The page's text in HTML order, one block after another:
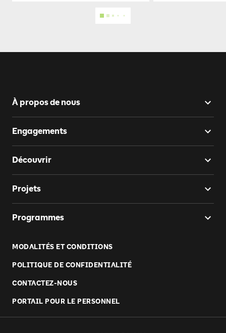
À propos de nous
Engagements
Découvrir
Projets
Programmes
MODALITÉS ET CONDITIONS
POLITIQUE DE CONFIDENTIALITÉ
CONTACTEZ-NOUS
PORTAIL POUR LE PERSONNEL